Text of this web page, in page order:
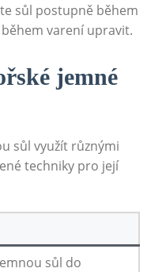
sůl postupně během
varení upravit.
jemné
sůl využít různými
techniky pro její
sůl do